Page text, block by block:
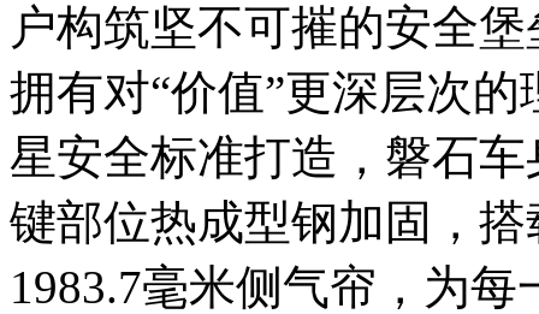
户构筑坚不可摧的安全
拥有对“价值”更深层次
星安全标准打造，磐石
键部位热成型钢加固，
1983.7毫米侧气帘，为